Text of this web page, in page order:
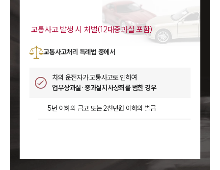
교통사고 발생 시 처벌(12대중과실 포함)
교통사고처리 특례법 중에서
차의 운전자가 교통사고로 인하여
업무상과실·중과실치사상죄를 범한 경우
5년 이하의 금고 또는 2천만원 이하의 벌금